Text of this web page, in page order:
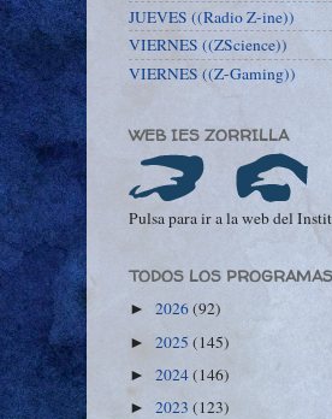
JUEVES ((Radio Z-ine))
VIERNES ((ZScience))
VIERNES ((Z-Gaming))
WEB IES ZORRILLA
Pulsa para ir a la web del
TODOS LOS PROGRAMAS
► 2026(92)
► 2025 (145)
► 2024(146)
► 2023 (123)